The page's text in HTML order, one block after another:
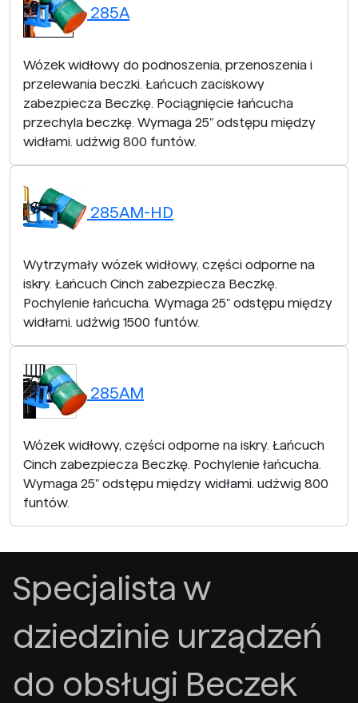
285A
Wózek widłowy do podnoszenia, przenoszenia i
przelewania beczki. Łańcuch zaciskowy
zabezpiecza Beczkę. Pociągnięcie łańcucha
przechyla beczkę. Wymaga 25" odstępu między
widłami. udźwig 800 funtów.
285AM-HD
Wytrzymały wózek widłowy, części odporne na
iskry. Łańcuch Cinch zabezpiecza Beczkę.
Pochylenie łańcucha. Wymaga 25" odstępu między
widłami. udźwig 1500 funtów.
285AM
Wózek widłowy, części odporne na iskry. Łańcuch
Cinch zabezpiecza Beczkę. Pochylenie łańcucha.
Wymaga 25" odstępu między widłami. udźwig 800
funtów.
Specjalista w
dziedzinie urządzeń
do obsługi Beczek